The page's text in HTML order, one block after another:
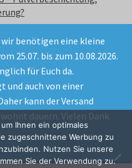
wir benötigen eine kleine
25.07. bis zum 10.08.2026.
für Euch da.
und auch von einer
kann der Versand
dauern. Vielen Dank
Felgen,
Ihnen ein optimales
zugeschnittene Werbung zu
Nutzen Sie unsere
Sie der Verwendung zu.